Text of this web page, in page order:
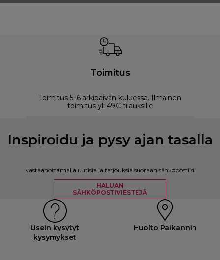
Toimitus
Toimitus 5–6 arkipäivän kuluessa. Ilmainen
toimitus yli 49€ tilauksille
Inspiroidu ja pysy ajan tasalla
vastaanottamalla uutisia ja tarjouksia suoraan sähköpostiisi
HALUAN
SÄHKÖPOSTIVIESTEJÄ
Usein kysytyt
kysymykset
Huolto Paikannin